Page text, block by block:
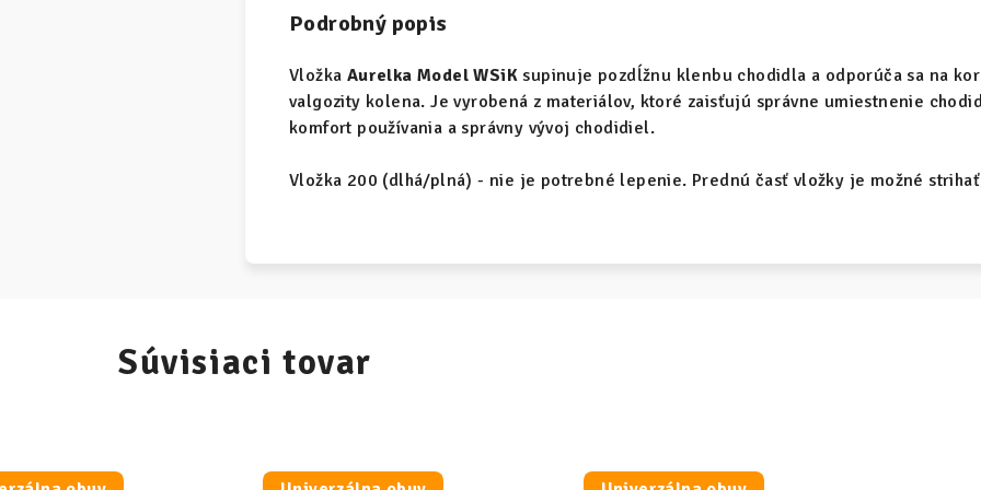
Podrobný popis
Vložka Aurelka Model WSiK supinuje pozdĺžnu klenbu chodidla a odporúča sa na
valgozity kolena. Je vyrobená z materiálov, ktoré zaisťujú správne umiestnenie
komfort používania a správny vývoj chodidiel.
Vložka 200 (dlhá/plná) - nie je potrebné lepenie. Prednú časť vložky je možné
Súvisiaci tovar